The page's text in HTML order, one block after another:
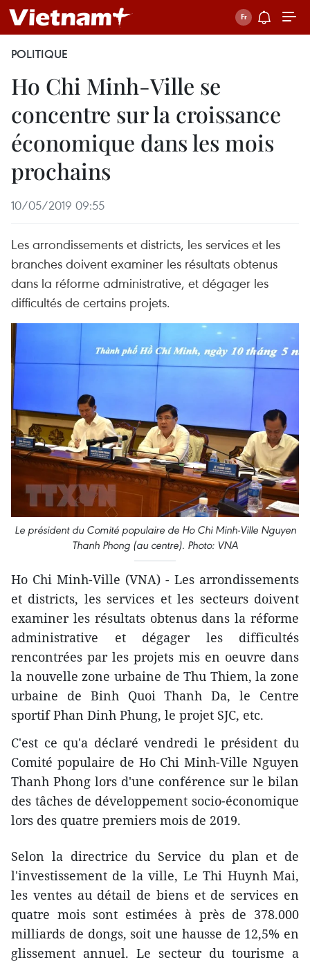
POLITIQUE
Ho Chi Minh-Ville se
concentre sur la croissance
économique dans les mois
prochains
10/05/2019 09:55
Les arrondissements et districts, les services et les
branches doivent examiner les résultats obtenus
dans la réforme administrative, et dégager les
difficultés de certains projets.
Le président du Comité populaire de Ho Chi Minh-Ville Nguyen
Thanh Phong (au centre). Photo: VNA
Ho Chi Minh-Ville (VNA) - Les arrondissements
et districts, les services et les secteurs doivent
examiner les résultats obtenus dans la réforme
administrative et dégager les difficultés
rencontrées par les projets mis en oeuvre dans
la nouvelle zone urbaine de Thu Thiem, la zone
urbaine de Binh Quoi Thanh Da, le Centre
sportif Phan Dinh Phung, le projet SJC, etc.
C'est ce qu'a déclaré vendredi le président du
Comité populaire de Ho Chi Minh-Ville Nguyen
Thanh Phong lors d'une conférence sur le bilan
des tâches de développement socio-économique
lors des quatre premiers mois de 2019.
Selon la directrice du Service du plan et de
l'investissement de la ville, Le Thi Huynh Mai,
les ventes au détail de biens et de services en
quatre mois sont estimées à près de 378.000
milliards de dongs, soit une hausse de 12,5% en
glissement annuel. Le secteur du tourisme a